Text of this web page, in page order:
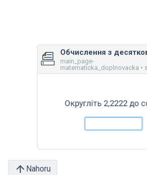
main_page-
matematicka_doplnovacka •
Nahoru